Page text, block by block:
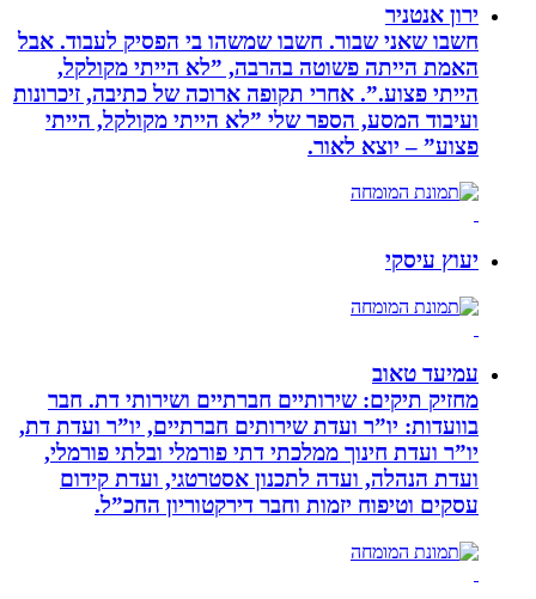
ירון אנטניר
חשבו שאני שבור. חשבו שמשהו בי הפסיק לעבוד. אבל
האמת הייתה פשוטה בהרבה, ”לא הייתי מקולקל,
הייתי פצוע.”. אחרי תקופה ארוכה של כתיבה, זיכרונות
ועיבוד המסע, הספר שלי ”לא הייתי מקולקל, הייתי
פצוע” – יוצא לאור.
יעוץ עיסקי
עמיעד טאוב
מחזיק תיקים: שירותיים חברתיים ושירותי דת. חבר
בוועדות: יו”ר ועדת שירותים חברתיים, יו”ר ועדת דת,
יו”ר ועדת חינוך ממלכתי דתי פורמלי ובלתי פורמלי,
ועדת הנהלה, ועדה לתכנון אסטרטגי, ועדת קידום
עסקים וטיפוח יזמות וחבר דירקטוריון החכ”ל.